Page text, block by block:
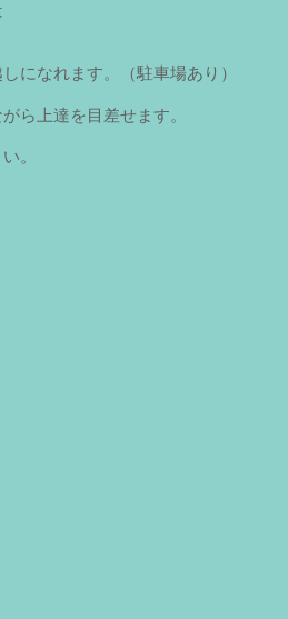
になれます。（駐車場あり）
ら上達を目差せます。
。